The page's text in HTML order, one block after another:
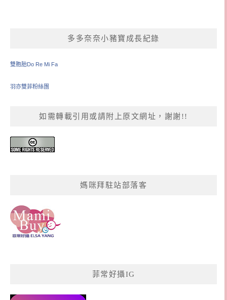
多多奈奈小豬寶成長紀錄
雙胞胎Do Re Mi Fa
羽亦雙菲粉絲團
如需轉載引用或請附上原文網址，謝謝!!
媽咪拜駐站部落客
菲常好攝IG